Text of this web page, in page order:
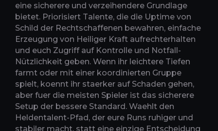
eine sicherere und verzeihendere Grundlage
bietet. Priorisiert Talente, die die Uptime von
Schild der Rechtschaffenen bewahren, einfache
Erzeugung von Heiliger Kraft aufrechterhalten
und euch Zugriff auf Kontrolle und Notfall-
Nützlichkeit geben. Wenn ihr leichtere Tiefen
farmt oder mit einer koordinierten Gruppe
spielt, koennt ihr staerker auf Schaden gehen,
aber fuer die meisten Spieler ist das sicherere
Setup der bessere Standard. Waehlt den
Heldentalent-Pfad, der eure Runs ruhiger und
stabiler macht, statt eine einzige Entscheidung